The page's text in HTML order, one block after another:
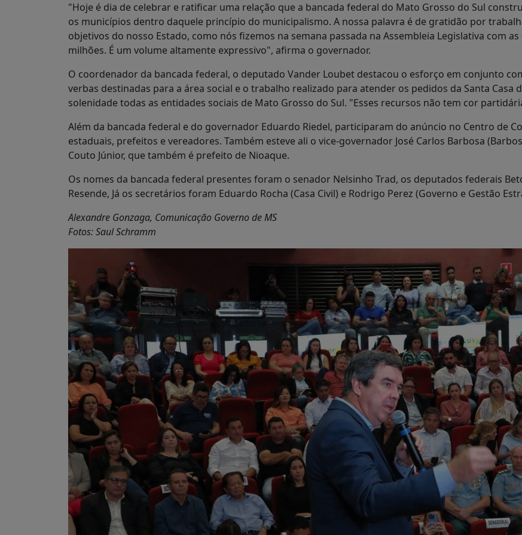
"Hoje é dia de celebrar e ratificar uma relação que a bancada federal do Mato Grosso do Sul
os municípios dentro daquele princípio do municipalismo. A nossa palavra é de gratidão por
objetivos do nosso Estado, como nós fizemos na semana passada na Assembleia Legislativa com
milhões. É um volume altamente expressivo", afirma o governador.
O coordenador da bancada federal, o deputado Vander Loubet destacou o esforço em conjunto
verbas destinadas para a área social e o trabalho realizado para atender os pedidos da Santa Casa
solenidade todas as entidades sociais de Mato Grosso do Sul. "Esses recursos não tem cor
Além da bancada federal e do governador Eduardo Riedel, participaram do anúncio no Centro de
estaduais, prefeitos e vereadores. Também esteve ali o vice-governador José Carlos Barbosa
Couto Júnior, que também é prefeito de Nioaque.
Os nomes da bancada federal presentes foram o senador Nelsinho Trad, os deputados federais
Resende, Já os secretários foram Eduardo Rocha (Casa Civil) e Rodrigo Perez (Governo e Gestão
Alexandre Gonzaga, Comunicação Governo de MS
Fotos: Saul Schramm